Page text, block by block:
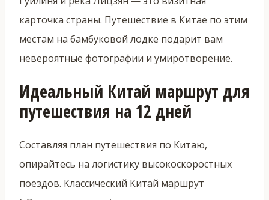
карточка страны. Путешествие в Китае по этим
местам на бамбуковой лодке подарит вам
невероятные фотографии и умиротворение.
Идеальный Китай маршрут для
путешествия на 12 дней
Составляя план путешествия по Китаю,
опирайтесь на логистику высокоскоростных
поездов. Классический Китай маршрут